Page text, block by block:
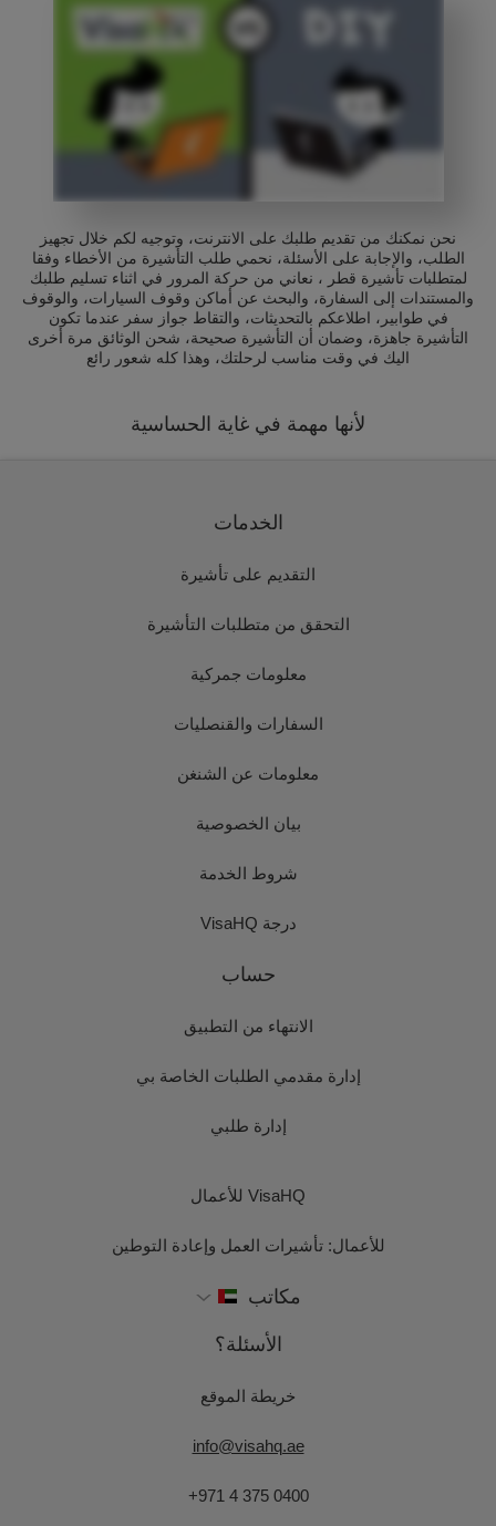
نحن نمكنك من تقديم طلبك على الانترنت، وتوجيه لكم خلال تجهيز
الطلب، والإجابة على الأسئلة، نحمي طلب التأشيرة من الأخطاء وفقا
لمتطلبات تأشيرة قطر ، نعاني من حركة المرور في اثناء تسليم طلبك
والمستندات إلى السفارة، والبحث عن أماكن وقوف السيارات، والوقوف
في طوابير، اطلاعكم بالتحديثات، والتقاط جواز سفر عندما تكون
التأشيرة جاهزة، وضمان أن التأشيرة صحيحة، شحن الوثائق مرة أخرى
اليك في وقت مناسب لرحلتك، وهذا كله شعور رائع
لأنها مهمة في غاية الحساسية
الخدمات
التقديم على تأشيرة
التحقق من متطلبات التأشيرة
معلومات جمركية
السفارات والقنصليات
معلومات عن الشنغن
بيان الخصوصية
شروط الخدمة
درجة VisaHQ
حساب
الانتهاء من التطبيق
إدارة مقدمي الطلبات الخاصة بي
إدارة طلبي
VisaHQ للأعمال
للأعمال: تأشيرات العمل وإعادة التوطين
مكاتب
الأسئلة؟
خريطة الموقع
info@visahq.ae
+971 4 375 0400